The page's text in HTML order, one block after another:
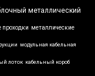
металлический
проходки металлические
модульная кабельная
лоток кабельный короб